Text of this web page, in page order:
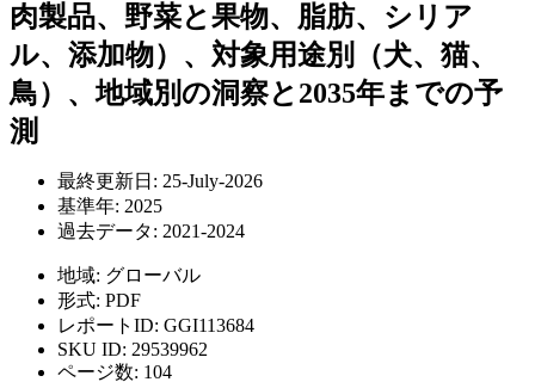
肉製品、野菜と果物、脂肪、シリア
ル、添加物）、対象用途別（犬、猫、
鳥）、地域別の洞察と2035年までの予
測
最終更新日: 25-July-2026
基準年: 2025
過去データ: 2021-2024
地域: グローバル
形式: PDF
レポートID: GGI113684
SKU ID: 29539962
ページ数: 104